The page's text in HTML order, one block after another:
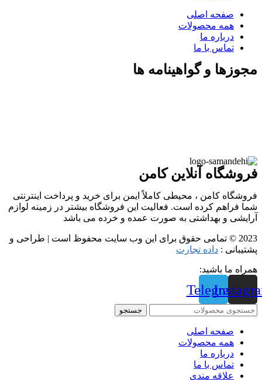
صفحه اصلی
همه محصولات
درباره ما
تماس با ما
مجوزها و گواهینامه ها
فروشگاه آنلاین کامن
فروشگاه کامن ، محیطی کاملاً ایمن برای خرید و پرداخت اینترنتی
شما فراهم کرده است. فعالیت این فروشگاه بیشتر در زمینه لوازم
آرایشی و بهداشتی به صورت عمده و خرده می باشد
2023 © تمامی حقوق برای این وب سایت محفوظ است | طراحی و
پشتیبانی : داده تجارت
همراه ما باشید:
Telegram
جستجو
صفحه اصلی
همه محصولات
درباره ما
تماس با ما
علاقه مندی